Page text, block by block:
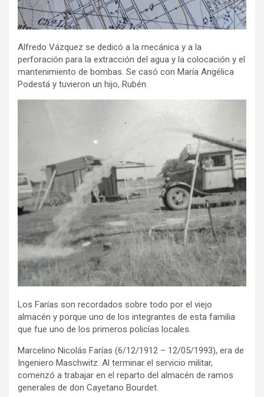
Alfredo Vázquez se dedicó a la mecánica y a la
perforación para la extracción del agua y la colocación y el
mantenimiento de bombas. Se casó con María Angélica
Podestá y tuvieron un hijo, Rubén.
Los Farías son recordados sobre todo por el viejo
almacén y porque uno de los integrantes de esta familia
que fue uno de los primeros policías locales.
Marcelino Nicolás Farías (6/12/1912 – 12/05/1993), era de
Ingeniero Maschwitz. Al terminar el servicio militar,
comenzó a trabajar en el reparto del almacén de ramos
generales de don Cayetano Bourdet.